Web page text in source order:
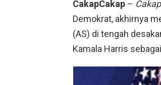
CakapCakap –
Demokrat, akhirnya
(AS) di tengah
Kamala Harris